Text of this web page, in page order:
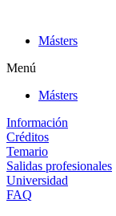
contenidoMásters
Menú
Másters
Información
Créditos
Temario
Salidas profesionales
Universidad
FAQ